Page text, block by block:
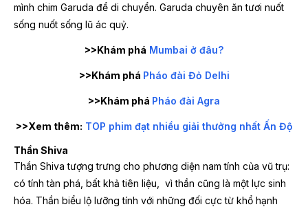
mình chim Garuda để di chuyển. Garuda chuyên ăn tươi nuốt
sống nuốt sống lũ ác quỷ.
>>Khám phá Mumbai ở đâu?
>>Khám phá Pháo đài Đỏ Delhi
>>Khám phá Pháo đài Agra
>>Xem thêm: TOP phim đạt nhiều giải thưởng nhất Ấn Độ
Thần Shiva
Thần Shiva tượng trưng cho phương diện nam tính của vũ trụ:
có tính tàn phá, bất khả tiên liệu, vì thần cũng là một lực sinh
hóa. Thần biểu lộ lưỡng tính với những đối cực từ khổ hạnh